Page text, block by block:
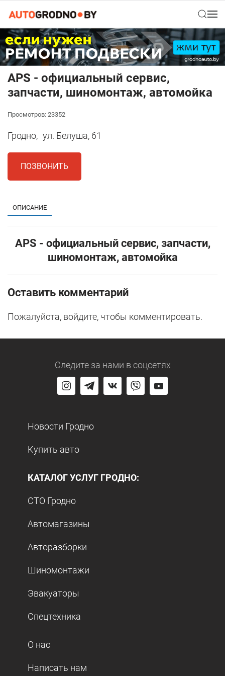
АPS - официальный сервис,
запчасти, шиномонтаж, автомойка
Просмотров: 23352
Гродно, ул. Белуша, 61
ПОЗВОНИТЬ
ОПИСАНИЕ
АPS - официальный сервис, запчасти,
шиномонтаж, автомойка
Оставить комментарий
Пожалуйста, войдите, чтобы комментировать.
Следите за нами в соцсетях
Новости Гродно
Купить авто
КАТАЛОГ УСЛУГ ГРОДНО:
СТО Гродно
Автомагазины
Авторазборки
Шиномонтажи
Эвакуаторы
Спецтехника
О нас
Написать нам